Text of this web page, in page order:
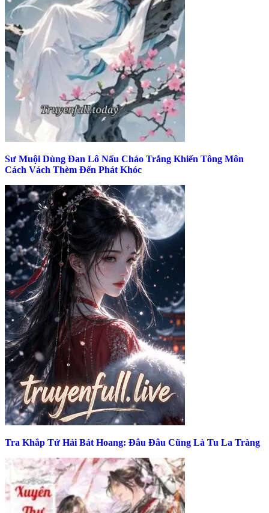
Sư Muội Dùng Đan Lô Nấu Cháo Trắng Khiến Tông Môn
Cách Vách Thèm Đến Phát Khóc
Tra Khắp Tứ Hải Bát Hoang: Đâu Đâu Cũng Là Tu La Tràng